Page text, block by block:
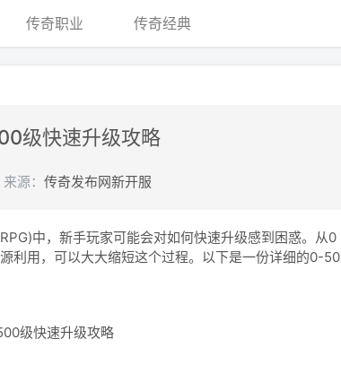
传奇职业 传奇经典
级快速升级攻略
来源： 传奇发布网新开服
中，新手玩家可能会对如何快速升级感到困惑。从0
利用，可以大大缩短这个过程。以下是一份详细的0-50